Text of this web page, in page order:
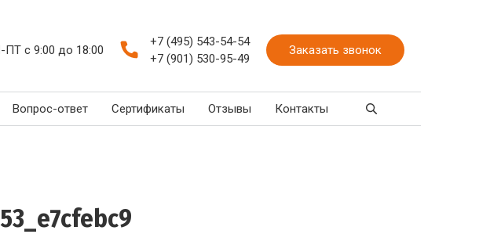
с 9:00 до 18:00
+7 (495) 543-54-54
+7 (901) 530-95-49
Заказать звонок
Вопрос-ответ Сертификаты Отзывы Контакты